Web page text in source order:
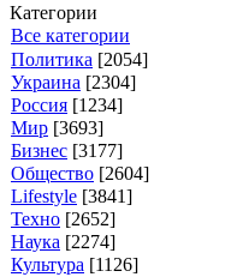
Категории
Все категории
Политика [2054]
Украина [2304]
Россия [1234]
Мир [3693]
Бизнес [3177]
Общество [2604]
Lifestyle [3841]
Техно [2652]
Наука [2274]
Культура [1126]